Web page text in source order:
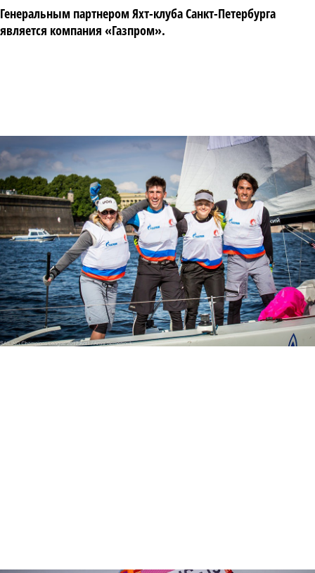
Генеральным партнером Яхт-клуба Санкт-Петербурга
является компания «Газпром».